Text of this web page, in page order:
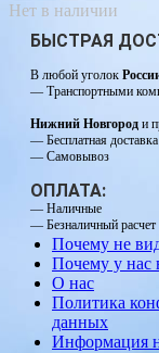
Нет в наличии
БЫСТРАЯ
В любой уголок
— Транспортными
Нижний Новгород и
— Бесплатная
— Самовывоз
ОПЛАТА:
— Наличные
— Безналичный расчет
Почему не
Почему у нас
О нас
Политика
данных
Информация